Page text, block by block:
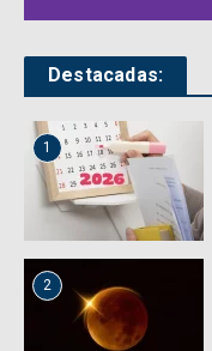
Destacadas:
1
2